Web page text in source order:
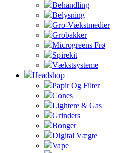
Behandling
Belysning
Gro-Vækstmedier
Grobakker
Microgreens Frø
Spirekit
Vækstsysteme
Headshop
Papir Og Filter
Cones
Lightere & Gas
Grinders
Bonger
Digital Vægte
Vape